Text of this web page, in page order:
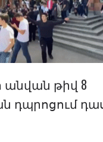
անվան թիվ 8
դպրոցում